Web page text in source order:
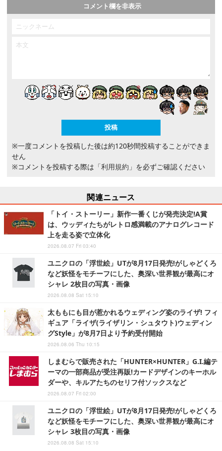
コメント欄を非表示
※一度コメントを投稿した後は約120秒間投稿することができま
せん
※コメントを投稿する際は 「利用規約」 を必ずご確認ください
関連ニュース
「トイ・ストーリー」新作一番くじが発売決定!A賞
は、ウッディたちがレトロ感満載のアナログレコード
上を走る姿で立体化
2026.08.07 Fri 03:40
ユニクロの「浮世絵」UTが8月17日発売!がしゃどくろ
など妖怪をモチーフにした、奥深い世界観が最高にオ
シャレ 2枚目の写真・画像
2026.08.08 Sat 15:10
太ももにも目が惹かれるウェディング姿のライザ! フィ
ギュア「ライザ(ライザリン・シュタウト)ウェディン
グStyle」が8月7日より予約受付開始
2026.08.06 Thu 10:15
しまむらで販売された「HUNTER×HUNTER」G.I.編テ
ーマの一部商品が受注再販!カードデザインのキーホル
ダーや、キルアたちのセリフ付ソックスなど
2026.08.07 Fri 02:00
ユニクロの「浮世絵」UTが8月17日発売!がしゃどくろ
など妖怪をモチーフにした、奥深い世界観が最高にオ
シャレ 3枚目の写真・画像
2026.08.08 Sat 15:10